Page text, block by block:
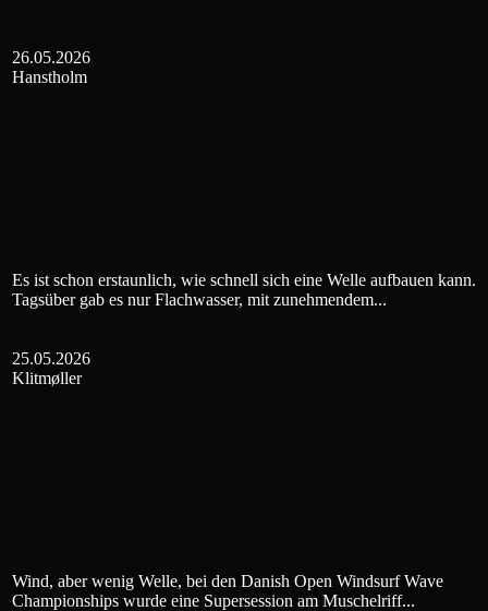
26.05.2026
Hanstholm
Es ist schon erstaunlich, wie schnell sich eine Welle aufbauen kann.
Tagsüber gab es nur Flachwasser, mit zunehmendem...
25.05.2026
Klitmøller
Wind, aber wenig Welle, bei den Danish Open Windsurf Wave
Championships wurde eine Supersession am Muschelriff...